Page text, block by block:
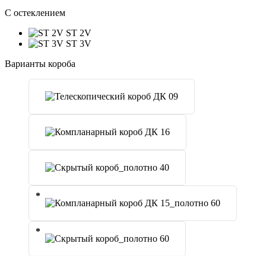
C остеклением
ST 2V
ST 3V
Варианты короба
*
*